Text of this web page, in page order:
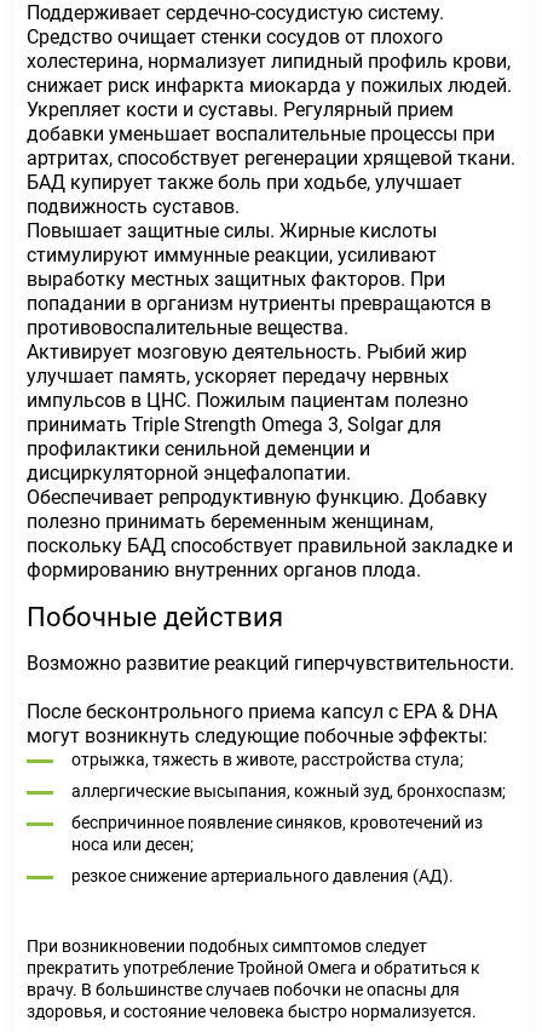
Поддерживает сердечно-сосудистую систему.
Средство очищает стенки сосудов от плохого
холестерина, нормализует липидный профиль крови,
снижает риск инфаркта миокарда у пожилых людей.
Укрепляет кости и суставы. Регулярный прием
добавки уменьшает воспалительные процессы при
артритах, способствует регенерации хрящевой ткани.
БАД купирует также боль при ходьбе, улучшает
подвижность суставов.
Повышает защитные силы. Жирные кислоты
стимулируют иммунные реакции, усиливают
выработку местных защитных факторов. При
попадании в организм нутриенты превращаются в
противовоспалительные вещества.
Активирует мозговую деятельность. Рыбий жир
улучшает память, ускоряет передачу нервных
импульсов в ЦНС. Пожилым пациентам полезно
принимать Triple Strength Omega 3, Solgar для
профилактики сенильной деменции и
дисциркуляторной энцефалопатии.
Обеспечивает репродуктивную функцию. Добавку
полезно принимать беременным женщинам,
поскольку БАД способствует правильной закладке и
формированию внутренних органов плода.
Побочные действия
Возможно развитие реакций гиперчувствительности.
После бесконтрольного приема капсул с EPA & DHA
могут возникнуть следующие побочные эффекты:
отрыжка, тяжесть в животе, расстройства стула;
аллергические высыпания, кожный зуд, бронхоспазм;
беспричинное появление синяков, кровотечений из
носа или десен;
резкое снижение артериального давления (АД).
При возникновении подобных симптомов следует
прекратить употребление Тройной Омега и обратиться к
врачу. В большинстве случаев побочки не опасны для
здоровья, и состояние человека быстро нормализуется.